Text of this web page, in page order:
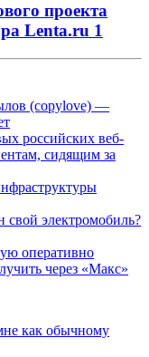
проекта
Lenta.ru 1
(copylove) —
российских веб-
сидящим за
свой электромобиль?
оперативно
через «Макс»
как обычному